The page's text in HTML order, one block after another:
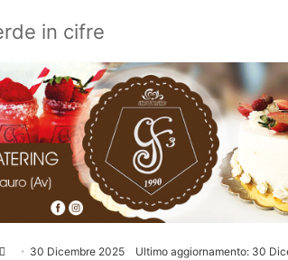
in cifre
Invia 30 Dicembre 2025
Ultimo aggiornamento: 30